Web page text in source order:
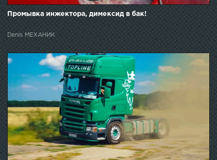
Промывка инжектора, димексид в бак!
Denis МЕХАНИК